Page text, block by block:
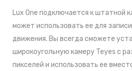
Lux One подключается к штатной
может использовать ее для
движения. Вы всегда сможете
широкоугольную камеру Teyes c
пикселей и использовать ее